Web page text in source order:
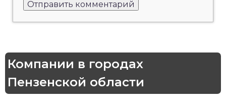
Компании в городах
Пензенской области